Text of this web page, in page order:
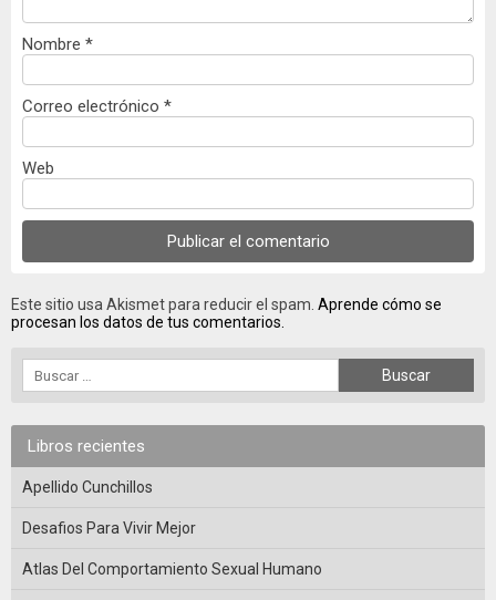
Nombre *
Correo electrónico *
Web
Este sitio usa Akismet para reducir el spam. Aprende cómo se
procesan los datos de tus comentarios.
Libros recientes
Apellido Cunchillos
Desafios Para Vivir Mejor
Atlas Del Comportamiento Sexual Humano